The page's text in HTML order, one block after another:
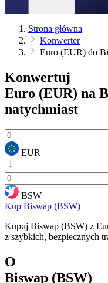
Strona główna
Konwerter
Euro (EUR) do
Konwertuj
Euro (EUR) na
natychmiast
EUR
BSW
Kup Biswap (BSW)
Kupuj Biswap (BSW) z
z szybkich, bezpiecznych
O
Biswap (BSW)